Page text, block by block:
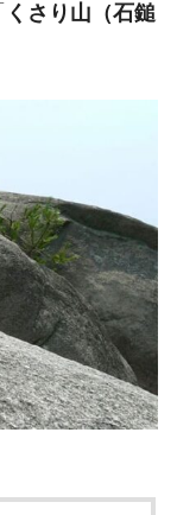
くさり山（石鎚